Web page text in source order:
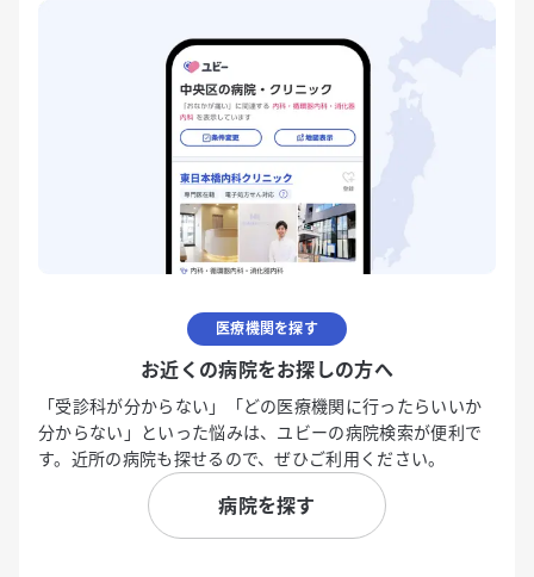
医療機関を探す
お近くの病院をお探しの方へ
「受診科が分からない」「どの医療機関に行ったらいいか
分からない」といった悩みは、ユビーの病院検索が便利で
す。近所の病院も探せるので、ぜひご利用ください。
病院を探す